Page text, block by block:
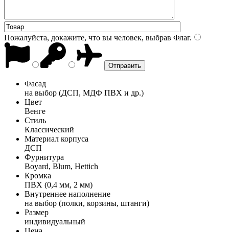
Пожалуйста, докажите, что вы человек, выбрав Флаг.
Фасад
на выбор (ДСП, МДФ ПВХ и др.)
Цвет
Венге
Стиль
Классический
Материал корпуса
ДСП
Фурнитура
Boyard, Blum, Hettich
Кромка
ПВХ (0,4 мм, 2 мм)
Внутреннее наполнение
на выбор (полки, корзины, штанги)
Размер
индивидуальный